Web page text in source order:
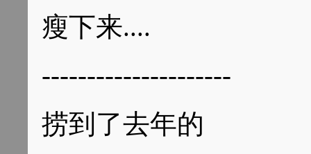
瘦下来....
---------------------
捞到了去年的